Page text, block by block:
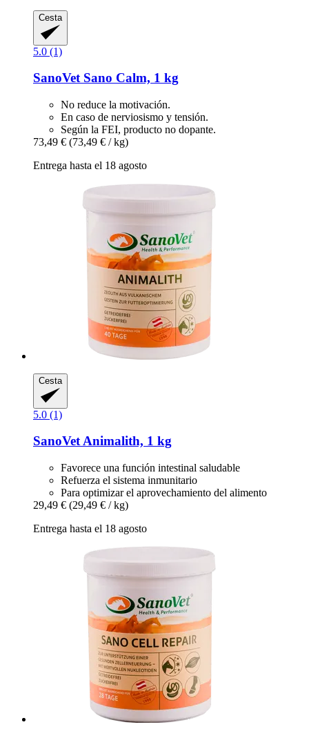
Cesta
5.0 (1)
SanoVetSano Calm, 1 kg
No reduce la motivación.
En caso de nerviosismo y tensión.
Según la FEI, producto no dopante.
73,49 € (73,49 € / kg)
Entrega hasta el 18 agosto
Cesta
5.0 (1)
SanoVetAnimalith, 1 kg
Favorece una función intestinal saludable
Refuerza el sistema inmunitario
Para optimizar el aprovechamiento del alimento
29,49 € (29,49 € / kg)
Entrega hasta el 18 agosto